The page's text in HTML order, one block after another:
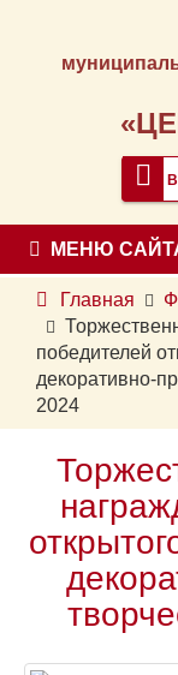
МЕНЮ
Главная
победителей
декоративно-
2024